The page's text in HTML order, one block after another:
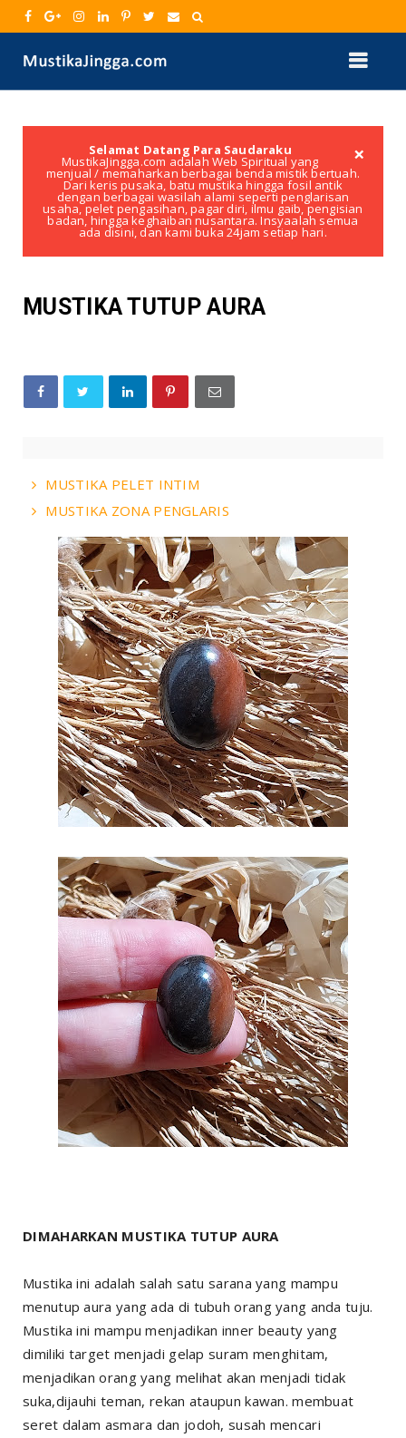
×
Selamat Datang Para Saudaraku
MustikaJingga.com adalah Web Spiritual yang
menjual / memaharkan berbagai benda mistik bertuah.
Dari keris pusaka, batu mustika hingga fosil antik
dengan berbagai wasilah alami seperti penglarisan
usaha, pelet pengasihan, pagar diri, ilmu gaib, pengisian
badan, hingga keghaiban nusantara. Insyaalah semua
ada disini, dan kami buka 24jam setiap hari.
MUSTIKA TUTUP AURA
MUSTIKA PELET INTIM
MUSTIKA ZONA PENGLARIS
DIMAHARKAN MUSTIKA TUTUP AURA
Mustika ini adalah salah satu sarana yang mampu
menutup aura yang ada di tubuh orang yang anda tuju.
Mustika ini mampu menjadikan inner beauty yang
dimiliki target menjadi gelap suram menghitam,
menjadikan orang yang melihat akan menjadi tidak
suka,dijauhi teman, rekan ataupun kawan. membuat
seret dalam asmara dan jodoh, susah mencari